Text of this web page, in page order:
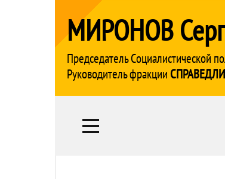
МИРОНОВ
Председатель Социалистической
Руководитель фракции